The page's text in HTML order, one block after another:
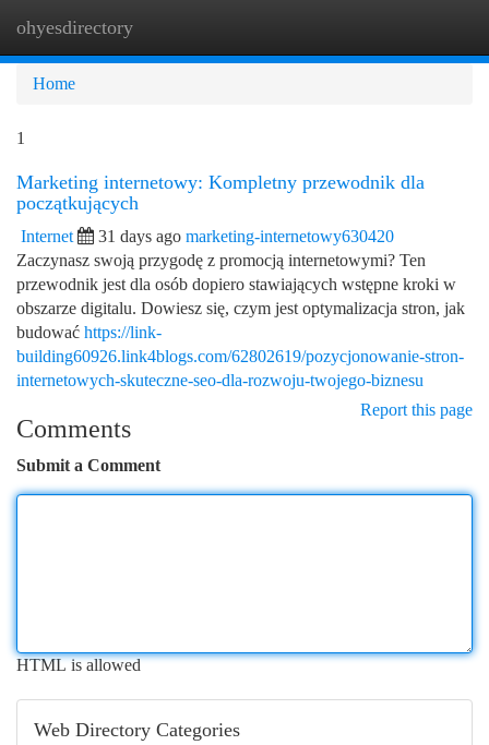
ohyesdirectory
Home
1
Marketing internetowy: Kompletny przewodnik dla
początkujących
Internet 31 days ago marketing-internetowy630420
Zaczynasz swoją przygodę z promocją internetowymi? Ten
przewodnik jest dla osób dopiero stawiających wstępne kroki w
obszarze digitalu. Dowiesz się, czym jest optymalizacja stron, jak
budować https://link-
building60926.link4blogs.com/62802619/pozycjonowanie-stron-
internetowych-skuteczne-seo-dla-rozwoju-twojego-biznesu
Report this page
Comments
Submit a Comment
HTML is allowed
Web Directory Categories